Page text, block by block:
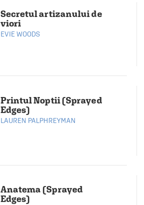
Secretul artizanului de
viori
EVIE WOODS
Printul Noptii (Sprayed
Edges)
LAUREN PALPHREYMAN
Anatema (Sprayed
Edges)